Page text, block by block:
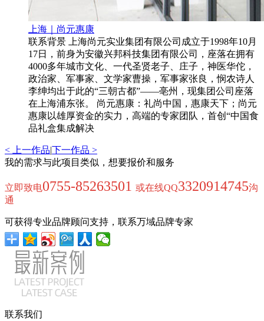
上海｜尚元惠康
联系背景 上海尚元实业集团有限公司成立于1998年10月
17日，前身为安徽兴邦科技集团有限公司，座落在拥有
4000多年城市文化、一代圣贤老子、庄子，神医华佗，
政治家、军事家、文学家曹操，军事家张良，悯农诗人
李绅均出于此的“三朝古都”——亳州，现集团公司座落
在上海浦东张。 尚元惠康：礼尚中国，惠康天下；尚元
惠康以雄厚资金的实力，高端的专家团队，首创“中国食
品礼盒集成解决
< 上一作品|下一作品 >
我的需求与此项目类似，想要报价和服务
立即致电0755-85263501 或在线QQ3320914745沟
通
可获得专业品牌顾问支持，联系万域品牌专家
联系我们